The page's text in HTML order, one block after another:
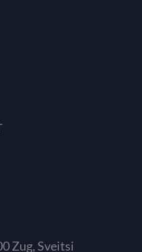
Zug, Sveitsi